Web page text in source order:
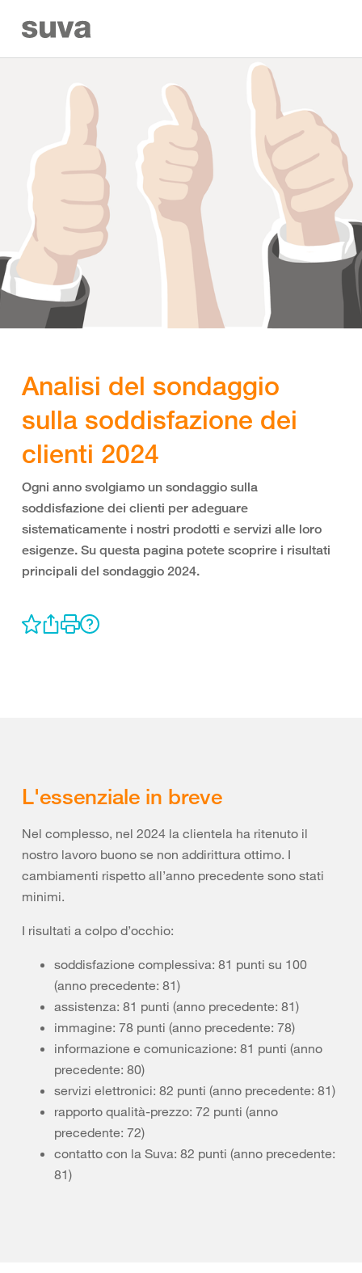
Analisi del sondaggio
sulla soddisfazione dei
clienti 2024
Ogni anno svolgiamo un sondaggio sulla
soddisfazione dei clienti per adeguare
sistematicamente i nostri prodotti e servizi alle loro
esigenze. Su questa pagina potete scoprire i risultati
principali del sondaggio 2024.
L'essenziale in breve
Nel complesso, nel 2024 la clientela ha ritenuto il
nostro lavoro buono se non addirittura ottimo. I
cambiamenti rispetto all’anno precedente sono stati
minimi.
I risultati a colpo d’occhio:
soddisfazione complessiva: 81 punti su 100
(anno precedente: 81)
assistenza: 81 punti (anno precedente: 81)
immagine: 78 punti (anno precedente: 78)
informazione e comunicazione: 81 punti (anno
precedente: 80)
servizi elettronici: 82 punti (anno precedente: 81)
rapporto qualità-prezzo: 72 punti (anno
precedente: 72)
contatto con la Suva: 82 punti (anno precedente:
81)